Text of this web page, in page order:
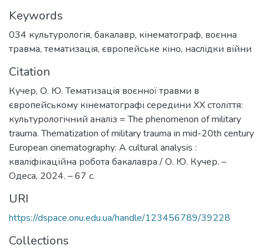
Keywords
034 культурологія, бакалавр, кінематограф, воєнна
травма, тематизація, європейське кіно, наслідки війни
Citation
Кучер, О. Ю. Тематизація воєнної травми в
європейському кінематографі середини ХХ століття:
культурологічний аналіз = The phenomenon of military
trauma. Thematization of military trauma in mid-20th century
European cinematography: A cultural analysis :
кваліфікаційна робота бакалавра / О. Ю. Кучер. –
Одеса, 2024. – 67 с.
URI
https://dspace.onu.edu.ua/handle/123456789/39228
Collections